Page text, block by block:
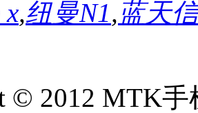
x,纽曼N1,蓝天
© 2012 MTK